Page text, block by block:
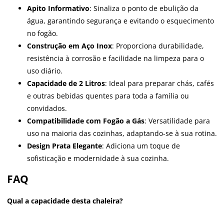
Apito Informativo: Sinaliza o ponto de ebulição da
água, garantindo segurança e evitando o esquecimento
no fogão.
Construção em Aço Inox: Proporciona durabilidade,
resistência à corrosão e facilidade na limpeza para o
uso diário.
Capacidade de 2 Litros: Ideal para preparar chás, cafés
e outras bebidas quentes para toda a família ou
convidados.
Compatibilidade com Fogão a Gás: Versatilidade para
uso na maioria das cozinhas, adaptando-se à sua rotina.
Design Prata Elegante: Adiciona um toque de
sofisticação e modernidade à sua cozinha.
FAQ
Qual a capacidade desta chaleira?